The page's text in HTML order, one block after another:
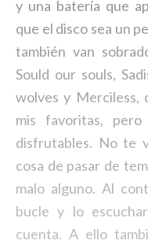
y una batería que
que el disco sea un
también van
Sould our souls,
wolves y Merciless,
mis favoritas,
disfrutables. No te
cosa de pasar de
malo alguno. Al
bucle y lo
cuenta. A ello